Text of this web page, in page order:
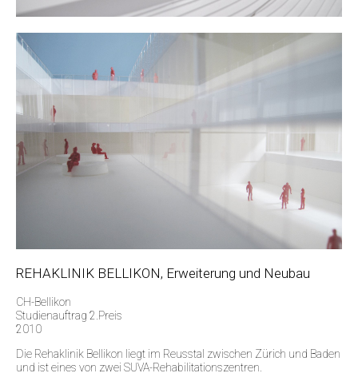
REHAKLINIK BELLIKON, Erweiterung und Neubau
CH-Bellikon
Studienauftrag 2.Preis
2010
Die Rehaklinik Bellikon liegt im Reusstal zwischen Zürich und Baden
und ist eines von zwei SUVA-Rehabilitationszentren.